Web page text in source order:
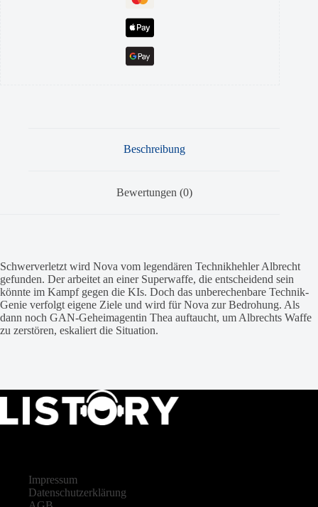
Beschreibung
Bewertungen (0)
Schwerverletzt wird Nova vom legendären Technikhehler Albrecht
gefunden. Der arbeitet an einer Superwaffe, die entscheidend sein
könnte im Kampf gegen die KIs. Doch das unberechenbare Technik-
Genie verfolgt eigene Ziele und wird für Nova zur Bedrohung. Als
dann noch GAN-Geheimagentin Thea auftaucht, um Albrechts Waffe
zu zerstören, eskaliert die Situation.
Impressum
Datenschutzerklärung